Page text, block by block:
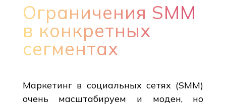
Ограничения SMM
в конкретных
сегментах
Маркетинг в социальных сетях (SMM)
очень масштабируем и моден, но